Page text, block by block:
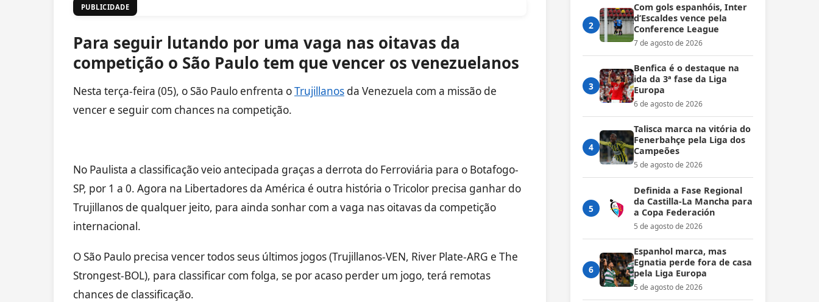
PUBLICIDADE
Para seguir lutando por uma vaga nas oitavas da
competição o São Paulo tem que vencer os venezuelanos
Nesta terça-feira (05), o São Paulo enfrenta oTrujillanos da Venezuela com a missão de
vencer e seguir com chances na competição.
No Paulista a classificação veio antecipada graças a derrota do Ferroviária para o Botafogo-
SP, por 1 a 0. Agora na Libertadores da América é outra história o Tricolor precisa ganhar do
Trujillanos de qualquer jeito, para ainda sonhar com a vaga nas oitavas da competição
internacional.
O São Paulo precisa vencer todos seus últimos jogos (Trujillanos-VEN, River Plate-ARG e The
Strongest-BOL), para classificar com folga, se por acaso perder um jogo, terá remotas
chances de classificação.
2
Com gols espanhóis, Inter
d’Escaldes vence pela
Conference League
7 de agosto de 2026
3
Benfica é o destaque na
ida da 3ª fase da Liga
Europa
6 de agosto de 2026
4
Talisca marca na vitória do
Fenerbahçe pela Liga dos
Campeões
5 de agosto de 2026
5
Definida a Fase Regional
da Castilla-La Mancha para
a Copa Federación
5 de agosto de 2026
6
Espanhol marca, mas
Egnatia perde fora de casa
pela Liga Europa
5 de agosto de 2026